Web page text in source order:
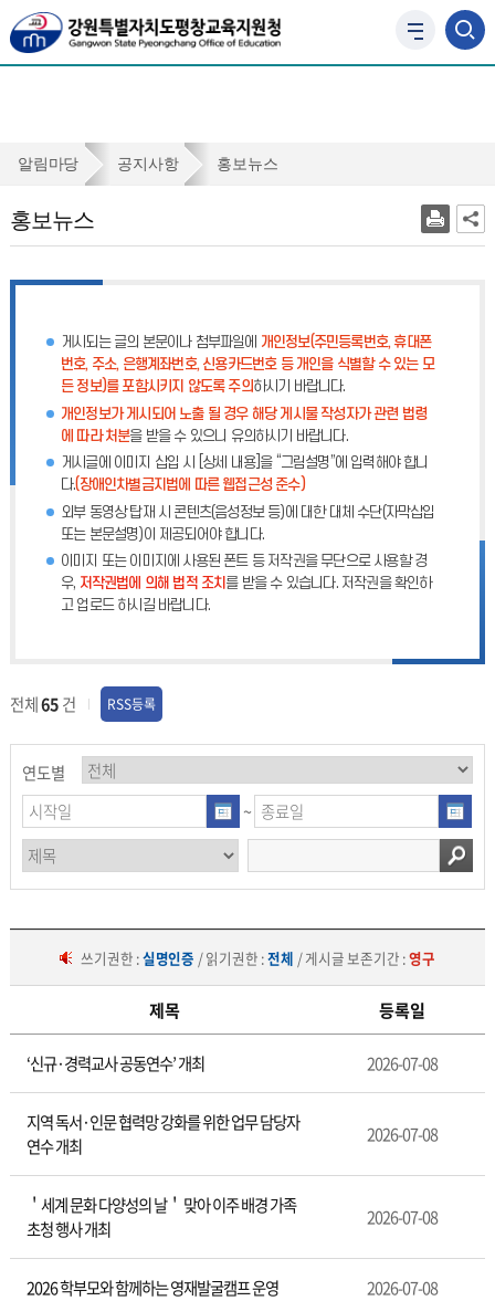
사
홍
뉴
알림마당 공지사항 홍보뉴스
홍보뉴스
게시되는 글의 본문이나 첨부파일에 개인정보(주민등록번호, 휴대폰
번호, 주소, 은행계좌번호, 신용카드번호 등 개인을 식별할 수 있는 모
든 정보)를 포함시키지 않도록 주의하시기 바랍니다.
개인정보가 게시되어 노출 될 경우 해당 게시물 작성자가 관련 법령
에 따라 처분을 받을 수 있으니 유의하시기 바랍니다.
게시글에 이미지 삽입 시 [상세 내용]을 “그림설명”에 입력해야 합니
다.(장애인차별금지법에 따른 웹접근성 준수)
외부 동영상 탑재 시 콘텐츠(음성정보 등)에 대한 대체 수단(자막삽입
또는 본문설명)이 제공되어야 합니다.
이미지 또는 이미지에 사용된 폰트 등 저작권을 무단으로 사용할 경
우, 저작권법에 의해 법적 조치 를 받을 수 있습니다. 저작권을 확인하
고 업로드 하시길 바랍니다.
전체65건 RSS등록
연도별
~
쓰기권한 :실명인증 / 읽기권한 :전체 / 게시글 보존기간 :영구
제목 등록일
‘신규·경력교사 공동연수’ 개최 2026-07-08
지역 독서·인문 협력망 강화를 위한 업무 담당자
연수 개최
2026-07-08
＇세계 문화 다양성의 날＇ 맞아 이주 배경 가족
초청 행사 개최
2026-07-08
2026 학부모와 함께하는 영재발굴캠프 운영 2026-07-08